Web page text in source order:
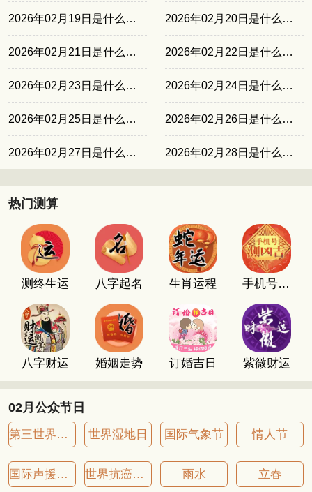
2026年02月19日是什么日子 2026年02月20日是什么日子
2026年02月21日是什么日子 2026年02月22日是什么日子
2026年02月23日是什么日子 2026年02月24日是什么日子
2026年02月25日是什么日子 2026年02月26日是什么日子
2026年02月27日是什么日子 2026年02月28日是什么日子
热门测算
测终生运 八字起名 生肖运程 手机号码测吉凶
八字财运 婚姻走势 订婚吉日 紫微财运
02月公众节日
第三世界青年日 世界湿地日 国际气象节 情人节
国际声援南非日 世界抗癌症日 雨水 立春